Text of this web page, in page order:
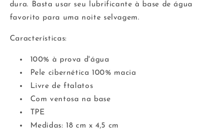
dura. Basta usar seu lubrificante à base de água
favorito para uma noite selvagem.
Características:
100% à prova d'água
Pele cibernética 100% macia
Livre de ftalatos
Com ventosa na base
TPE
Medidas: 18 cm x 4,5 cm